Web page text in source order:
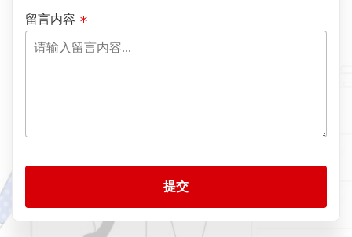
留言内容
提交